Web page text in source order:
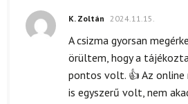
K. Zoltán 2024.11.15.
A csizma gyorsan
örültem, hogy a
pontos volt. 👍 Az
is egyszerű volt, nem